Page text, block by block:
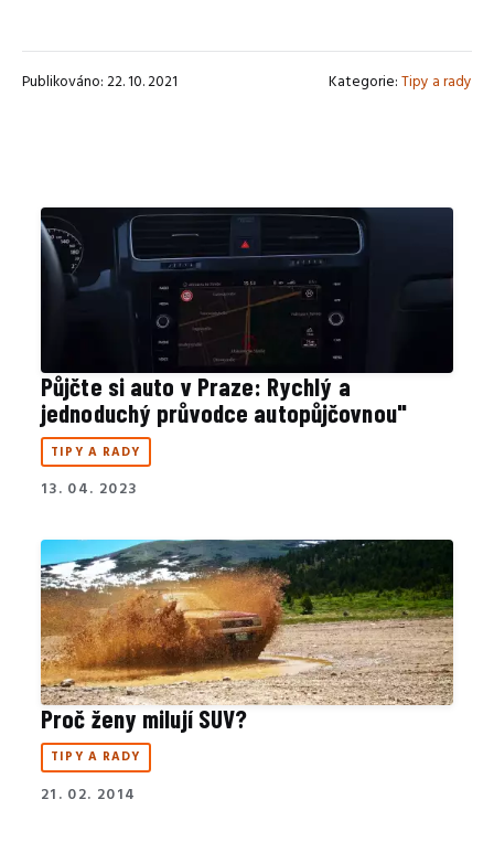
Publikováno: 22. 10. 2021 Kategorie:Tipy a rady
Půjčte si auto v Praze: Rychlý a
jednoduchý průvodce autopůjčovnou"
TIPY A RADY
13. 04. 2023
Proč ženy milují SUV?
TIPY A RADY
21. 02. 2014